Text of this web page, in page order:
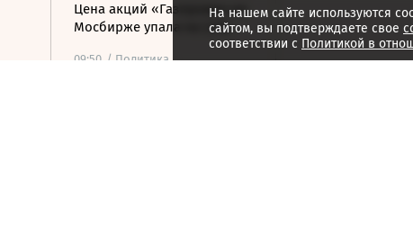
Цена акций «Газпрома» на
Мосбирже упала на 2,1%
09:50 / Политика
На нашем сайте используются
сайтом, вы подтверждаете свое
соответствии с Политикой в